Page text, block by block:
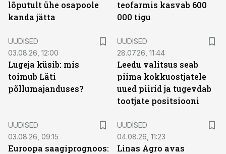
lõputult ühe osapoole
kanda jätta
teofarmis kasvab 600
000 tigu
UUDISED
03.08.26, 12:00
Lugeja küsib: mis
toimub Läti
põllumajanduses?
UUDISED
28.07.26, 11:44
Leedu valitsus seab
piima kokkuostjatele
uued piirid ja tugevdab
tootjate positsiooni
UUDISED
03.08.26, 09:15
Euroopa saagiprognoos:
UUDISED
04.08.26, 11:23
Linas Agro avas